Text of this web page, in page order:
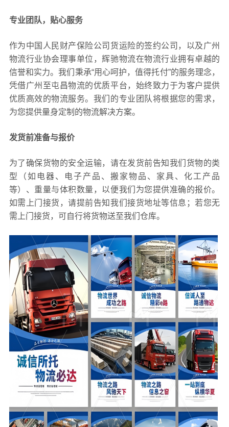
专业团队，贴心服务
作为中国人民财产保险公司货运险的签约公司，以及广州
物流行业协会理事单位，辉驰物流在物流行业拥有卓越的
信誉和实力。我们秉承“用心呵护，值得托付”的服务理念，
凭借广州至屯昌物流的优质平台，始终致力于为客户提供
优质高效的物流服务。我们的专业团队将根据您的需求，
为您提供量身定制的物流解决方案。
发货前准备与报价
为了确保货物的安全运输，请在发货前告知我们货物的类
型（如电器、电子产品、搬家物品、家具、化工产品
等）、重量与体积数量，以便我们为您提供准确的报价。
如需上门接货，请提前告知我们接货地址等信息；若您无
需上门接货，可自行将货物送至我们仓库。